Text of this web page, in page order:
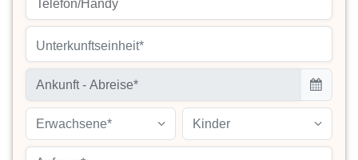
Unterkunftseinheit*
Erwachsene* Kinder